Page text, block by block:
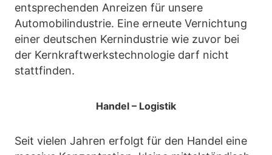
entsprechenden Anreizen für unsere
Automobilindustrie. Eine erneute Vernichtung
einer deutschen Kernindustrie wie zuvor bei
der Kernkraftwerkstechnologie darf nicht
stattfinden.
Handel – Logistik
Seit vielen Jahren erfolgt für den Handel eine